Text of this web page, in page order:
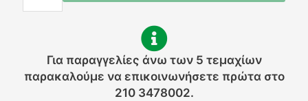
Για παραγγελίες άνω των 5 τεμαχίων
παρακαλούμε να επικοινωνήσετε πρώτα στο
210 3478002.